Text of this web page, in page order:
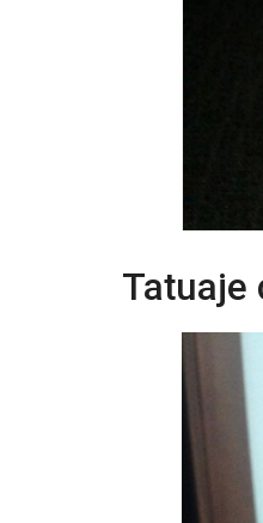
Tatuaje